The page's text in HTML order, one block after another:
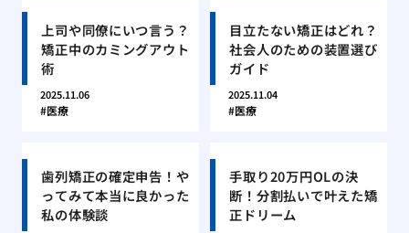
上司や同僚にいつ言う？
矯正中のカミングアウト
術
2025.11.06
医療
目立たない矯正はどれ？
社会人のための装置選び
ガイド
2025.11.04
医療
歯列矯正の確定申告！や
ってみて本当に良かった
私の体験談
手取り20万円OLの決
断！分割払いで叶えた矯
正ドリーム